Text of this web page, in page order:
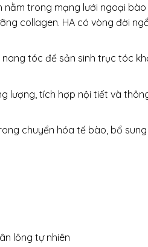
trong mạng lưới ngoại
collagen. HA có vòng đời
tóc để sản sinh trục tóc
lượng, tích hợp nội tiết và
chuyển hóa tế bào, bổ
lông tự nhiên